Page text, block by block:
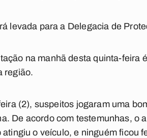
levada para a Delegacia de
na manhã desta quinta-feira
região.
(2), suspeitos jogaram uma
De acordo com testemunhas, o
atingiu o veículo, e ninguém ficou